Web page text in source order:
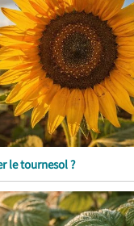
le tournesol ?